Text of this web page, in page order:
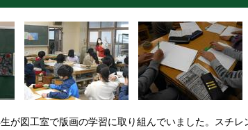
が図工室で版画の学習に取り組んでいました。スチ